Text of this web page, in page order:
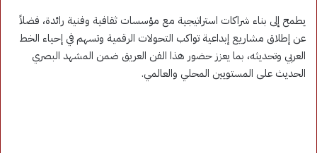
يطمح إلى بناء شراكات استراتيجية مع مؤسسات ثقافية وفنية رائدة، فضلاً
عن إطلاق مشاريع إبداعية تواكب التحولات الرقمية وتسهم في إحياء الخط
العربي وتحديثه، بما يعزز حضور هذا الفن العريق ضمن المشهد البصري
الحديث على المستويين المحلي والعالمي.